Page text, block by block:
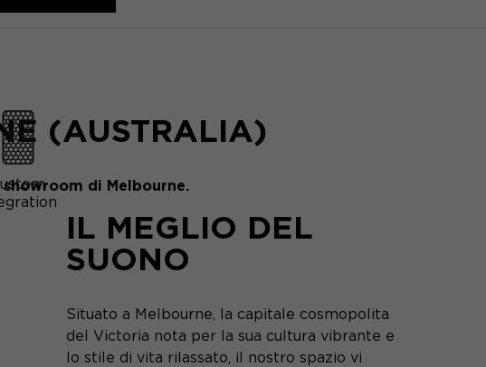
(AUSTRALIA)
di Melbourne.
IL MEGLIO DEL
SUONO
Situato a Melbourne, la capitale cosmopolita
del Victoria nota per la sua cultura vibrante e
lo stile di vita rilassato, il nostro spazio vi